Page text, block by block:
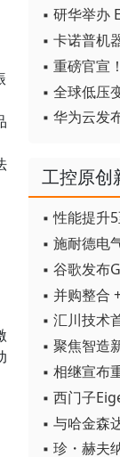
▪ 卡诺普机
工控原创